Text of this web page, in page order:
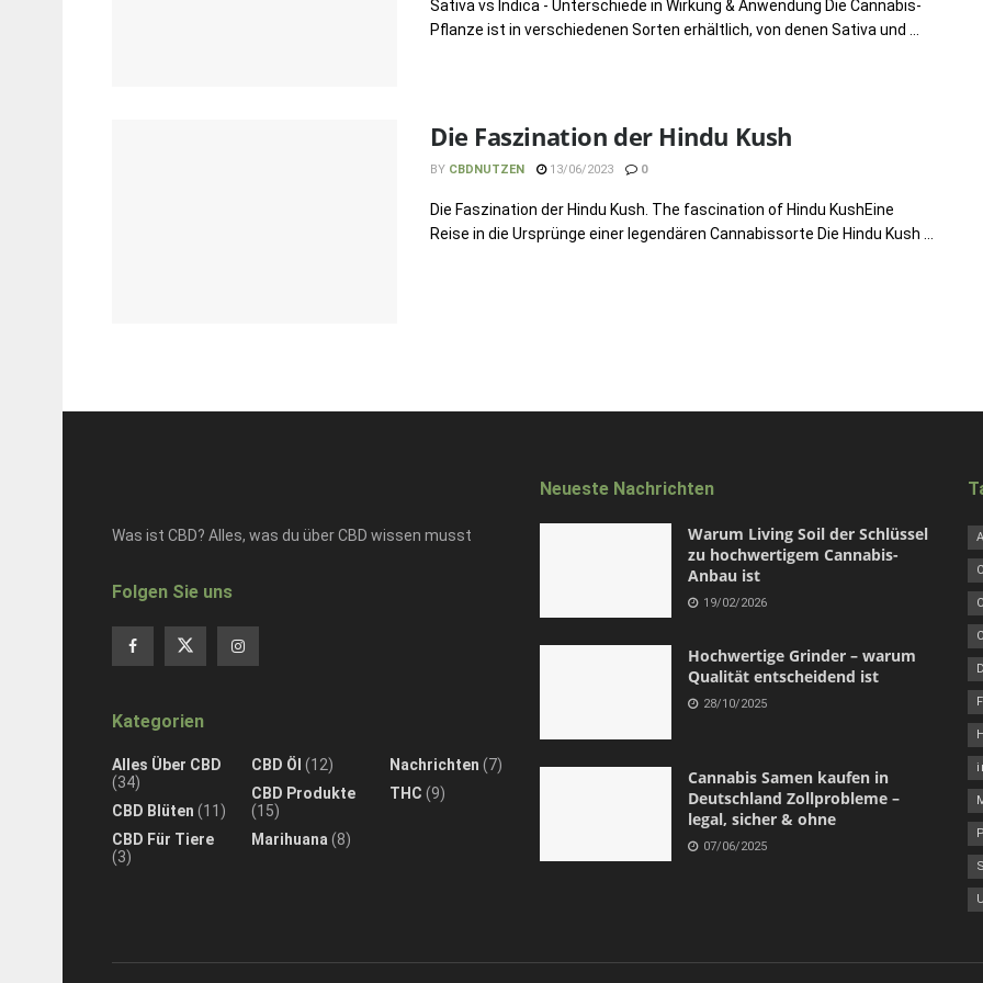
Sativa vs Indica - Unterschiede in Wirkung & Anwendung Die Cannabis-
Pflanze ist in verschiedenen Sorten erhältlich, von denen Sativa und ...
Die Faszination der Hindu Kush
BY CBDNUTZEN 13/06/2023 0
Die Faszination der Hindu Kush. The fascination of Hindu KushEine
Reise in die Ursprünge einer legendären Cannabissorte Die Hindu Kush ...
Was ist CBD? Alles, was du über CBD wissen musst
Folgen Sie uns
Kategorien
Alles Über CBD
(34)
CBD Blüten (11)
CBD Für Tiere
(3)
CBD Öl (12)
CBD Produkte
(15)
Marihuana(8)
Nachrichten (7)
THC (9)
Neueste Nachrichten
Warum Living Soil der Schlüssel
zu hochwertigem Cannabis-
Anbau ist
19/02/2026
Hochwertige Grinder – warum
Qualität entscheidend ist
28/10/2025
Cannabis Samen kaufen in
Deutschland Zollprobleme –
legal, sicher & ohne
07/06/2025